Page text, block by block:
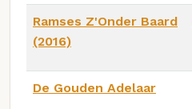
Ramses Z'Onder Baard
(2016)
De Gouden Adelaar